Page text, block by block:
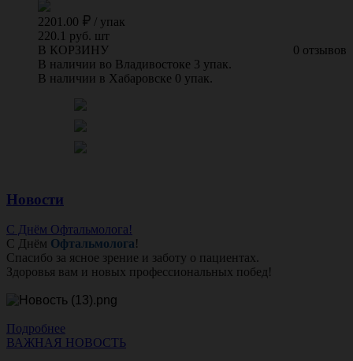
2201.00 / упак
220.1 руб. шт
0 отзывов
В КОРЗИНУ
В наличии во Владивостоке 3 упак.
В наличии в Хабаровске 0 упак.
Новости
С Днём Офтальмолога!
С Днём Офтальмолога!
Спасибо за ясное зрение и заботу о пациентах.
Здоровья вам и новых профессиональных побед!
Подробнее
ВАЖНАЯ НОВОСТЬ